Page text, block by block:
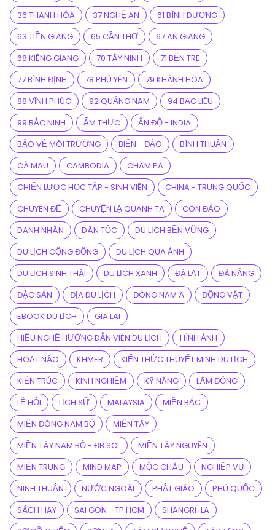
36 THANH HÓA
37 NGHỆ AN
61 BÌNH DƯƠNG
63 TIỀN GIANG
65 CẦN THƠ
67 AN GIANG
68 KIÊNG GIANG
70 TÂY NINH
71 BẾN TRE
77 BÌNH ĐỊNH
78 PHÚ YÊN
79 KHÁNH HÒA
88 VĨNH PHÚC
92 QUẢNG NAM
94 BẠC LIÊU
99 BẮC NINH
ẨM THỰC
ẤN ĐỘ - INDIA
BẢO VỆ MÔI TRƯỜNG
BIỂN - ĐẢO
BÌNH THUẬN
CÀ MAU
CAMBODIA
CHĂM PA
CHIẾN LƯỢC HỌC TẬP - SINH VIÊN
CHINA - TRUNG QUỐC
CHUYÊN ĐỀ
CHUYỆN LẠ QUANH TA
CÔN ĐẢO
DANH NHÂN
DÂN TỘC
DU LỊCH BỀN VỮNG
DU LỊCH CỘNG ĐỒNG
DU LỊCH QUA ẢNH
DU LỊCH SINH THÁI
DU LỊCH XANH ĐÀ LẠT
ĐÀ NẴNG
ĐẶC SẢN
ĐỊA DU LỊCH ĐÔNG NAM Á
ĐỘNG VẬT
EBOOK DU LỊCH
GIA LAI
HIỂU NGHỀ HƯỚNG DẪN VIÊN DU LỊCH
HÌNH ẢNH
HOẠT NÁO
KHMER
KIẾN THỨC THUYẾT MINH DU LỊCH
KIẾN TRÚC
KINH NGHIỆM KỸ NĂNG
LÂM ĐỒNG
LỄ HỘI
LỊCH SỬ MALAYSIA
MIỀN BẮC
MIỀN ĐÔNG NAM BỘ
MIỀN TÂY
MIỀN TÂY NAM BỘ - ĐB SCL
MIỀN TÂY NGUYÊN
MIỀN TRUNG
MIND MAP MỘC CHÂU
NGHIỆP VỤ
NINH THUẬN
NƯỚC NGOÀI PHẬT GIÁO
PHÚ QUỐC
SÁCH HAY
SAI GON - TP.HCM
SHANGRI-LA